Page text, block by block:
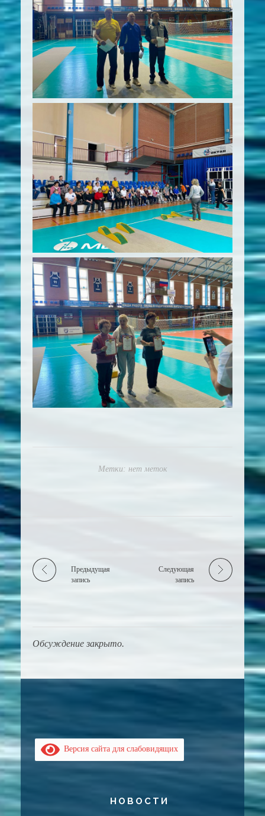
Метки: нет меток
Предыдущая
запись
Следующая
запись
Обсуждение закрыто.
Версия сайта для слабовидящих
НОВОСТИ